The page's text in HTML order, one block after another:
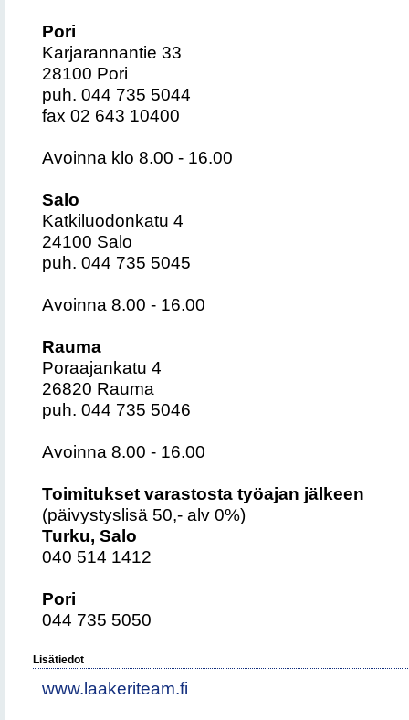
Pori
Karjarannantie 33
28100 Pori
puh. 044 735 5044
fax 02 643 10400
Avoinna klo 8.00 - 16.00
Salo
Katkiluodonkatu 4
24100 Salo
puh. 044 735 5045
Avoinna 8.00 - 16.00
Rauma
Poraajankatu 4
26820 Rauma
puh. 044 735 5046
Avoinna 8.00 - 16.00
Toimitukset varastosta työajan jälkeen
(päivystyslisä 50,- alv 0%)
Turku, Salo
040 514 1412
Pori
044 735 5050
Lisätiedot
www.laakeriteam.fi